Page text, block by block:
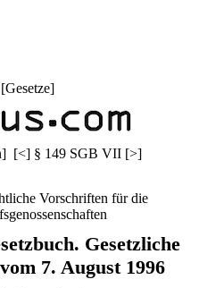
Gesetze]
] [<] § 149 SGB VII [>]
Vorschriften für die
Gesetzliche
7. August 1996